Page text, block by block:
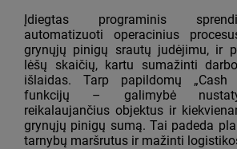
Įdiegtas programinis
automatizuoti operacinius
grynųjų pinigų srautų judėjimu, ir
lėšų skaičių, kartu sumažinti
išlaidas. Tarp papildomų „Cash
funkcijų – galimybė
reikalaujančius objektus ir
grynųjų pinigų sumą. Tai padeda
tarnybų maršrutus ir mažinti